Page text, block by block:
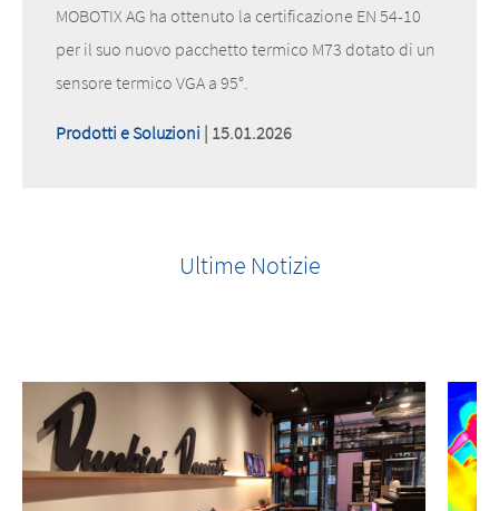
MOBOTIX AG ha ottenuto la certificazione EN 54-10
per il suo nuovo pacchetto termico M73 dotato di un
sensore termico VGA a 95°.
Prodotti e Soluzioni | 15.01.2026
Ultime Notizie